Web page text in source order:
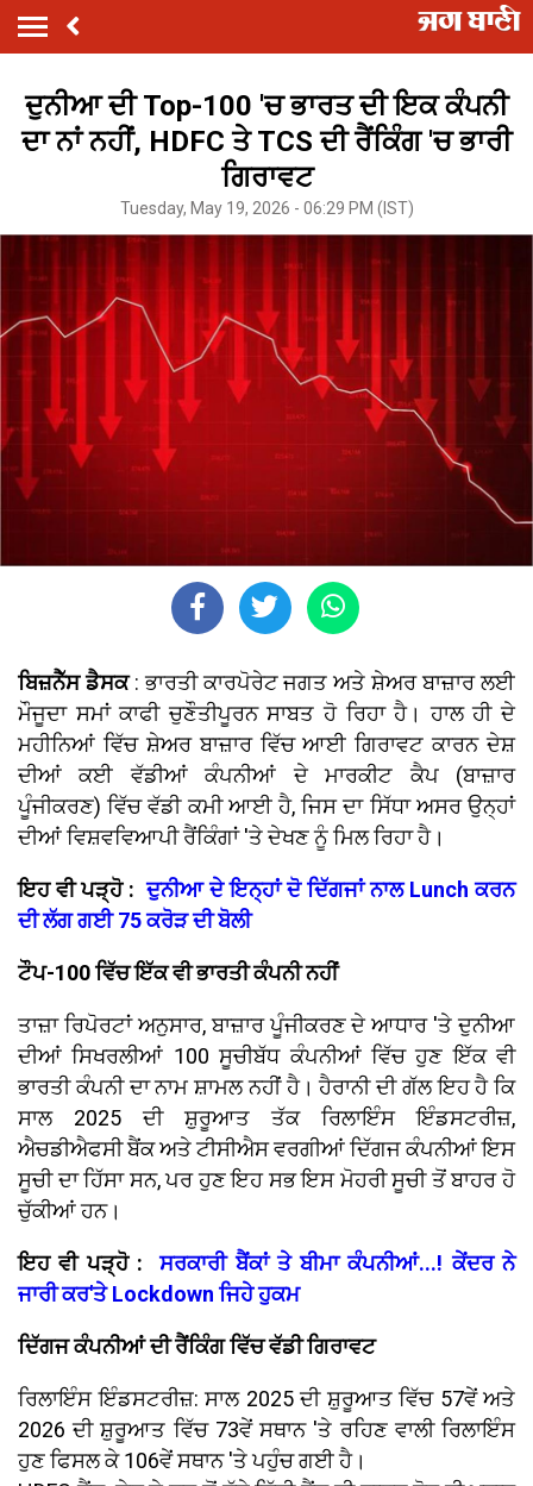
ਦੁਨੀਆ ਦੀ Top-100 'ਚ ਭਾਰਤ ਦੀ ਇਕ ਕੰਪਨੀ
ਦਾ ਨਾਂ ਨਹੀਂ, HDFC ਤੇ TCS ਦੀ ਰੈਂਕਿੰਗ 'ਚ ਭਾਰੀ
ਗਿਰਾਵਟ
Tuesday, May 19, 2026 - 06:29 PM (IST)
ਬਿਜ਼ਨੈੱਸ ਡੈਸਕ: ਭਾਰਤੀ ਕਾਰਪੋਰੇਟ ਜਗਤ ਅਤੇ ਸ਼ੇਅਰ ਬਾਜ਼ਾਰ ਲਈ
ਮੌਜੂਦਾ ਸਮਾਂ ਕਾਫੀ ਚੁਣੌਤੀਪੂਰਨ ਸਾਬਤ ਹੋ ਰਿਹਾ ਹੈ। ਹਾਲ ਹੀ ਦੇ
ਮਹੀਨਿਆਂ ਵਿੱਚ ਸ਼ੇਅਰ ਬਾਜ਼ਾਰ ਵਿੱਚ ਆਈ ਗਿਰਾਵਟ ਕਾਰਨ ਦੇਸ਼
ਦੀਆਂ ਕਈ ਵੱਡੀਆਂ ਕੰਪਨੀਆਂ ਦੇ ਮਾਰਕੀਟ ਕੈਪ (ਬਾਜ਼ਾਰ
ਪੂੰਜੀਕਰਣ) ਵਿੱਚ ਵੱਡੀ ਕਮੀ ਆਈ ਹੈ, ਜਿਸ ਦਾ ਸਿੱਧਾ ਅਸਰ ਉਨ੍ਹਾਂ
ਦੀਆਂ ਵਿਸ਼ਵਵਿਆਪੀ ਰੈਂਕਿੰਗਾਂ 'ਤੇ ਦੇਖਣ ਨੂੰ ਮਿਲ ਰਿਹਾ ਹੈ।
ਇਹ ਵੀ ਪੜ੍ਹੋ :ਦੁਨੀਆ ਦੇ ਇਨ੍ਹਾਂ ਦੋ ਦਿੱਗਜਾਂ ਨਾਲ Lunch ਕਰਨ
ਦੀ ਲੱਗ ਗਈ 75 ਕਰੋੜ ਦੀ ਬੋਲੀ
ਟੌਪ-100 ਵਿੱਚ ਇੱਕ ਵੀ ਭਾਰਤੀ ਕੰਪਨੀ ਨਹੀਂ
ਤਾਜ਼ਾ ਰਿਪੋਰਟਾਂ ਅਨੁਸਾਰ, ਬਾਜ਼ਾਰ ਪੂੰਜੀਕਰਣ ਦੇ ਆਧਾਰ 'ਤੇ ਦੁਨੀਆ
ਦੀਆਂ ਸਿਖਰਲੀਆਂ 100 ਸੂਚੀਬੱਧ ਕੰਪਨੀਆਂ ਵਿੱਚ ਹੁਣ ਇੱਕ ਵੀ
ਭਾਰਤੀ ਕੰਪਨੀ ਦਾ ਨਾਮ ਸ਼ਾਮਲ ਨਹੀਂ ਹੈ। ਹੈਰਾਨੀ ਦੀ ਗੱਲ ਇਹ ਹੈ ਕਿ
ਸਾਲ 2025 ਦੀ ਸ਼ੁਰੂਆਤ ਤੱਕ ਰਿਲਾਇੰਸ ਇੰਡਸਟਰੀਜ਼,
ਐਚਡੀਐਫਸੀ ਬੈਂਕ ਅਤੇ ਟੀਸੀਐਸ ਵਰਗੀਆਂ ਦਿੱਗਜ ਕੰਪਨੀਆਂ ਇਸ
ਸੂਚੀ ਦਾ ਹਿੱਸਾ ਸਨ, ਪਰ ਹੁਣ ਇਹ ਸਭ ਇਸ ਮੋਹਰੀ ਸੂਚੀ ਤੋਂ ਬਾਹਰ ਹੋ
ਚੁੱਕੀਆਂ ਹਨ।
ਇਹ ਵੀ ਪੜ੍ਹੋ :ਸਰਕਾਰੀ ਬੈਂਕਾਂ ਤੇ ਬੀਮਾ ਕੰਪਨੀਆਂ...! ਕੇਂਦਰ ਨੇ
ਜਾਰੀ ਕਰ'ਤੇ Lockdown ਜਿਹੇ ਹੁਕਮ
ਦਿੱਗਜ ਕੰਪਨੀਆਂ ਦੀ ਰੈਂਕਿੰਗ ਵਿੱਚ ਵੱਡੀ ਗਿਰਾਵਟ
ਰਿਲਾਇੰਸ ਇੰਡਸਟਰੀਜ਼: ਸਾਲ 2025 ਦੀ ਸ਼ੁਰੂਆਤ ਵਿੱਚ 57ਵੇਂ ਅਤੇ
2026 ਦੀ ਸ਼ੁਰੂਆਤ ਵਿੱਚ 73ਵੇਂ ਸਥਾਨ 'ਤੇ ਰਹਿਣ ਵਾਲੀ ਰਿਲਾਇੰਸ
ਹੁਣ ਫਿਸਲ ਕੇ 106ਵੇਂ ਸਥਾਨ 'ਤੇ ਪਹੁੰਚ ਗਈ ਹੈ।